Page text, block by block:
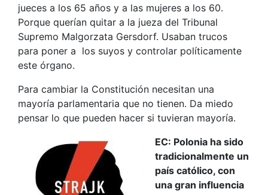
jueces a los 65 años y a las mujeres a los 60.
Porque querían quitar a la jueza del Tribunal
Supremo Malgorzata Gersdorf. Usaban trucos
para poner a los suyos y controlar políticamente
este órgano.
Para cambiar la Constitución necesitan una
mayoría parlamentaria que no tienen. Da miedo
pensar lo que pueden hacer si tuvieran mayoría.
EC: Polonia ha sido
tradicionalmente un
país católico, con
una gran influencia